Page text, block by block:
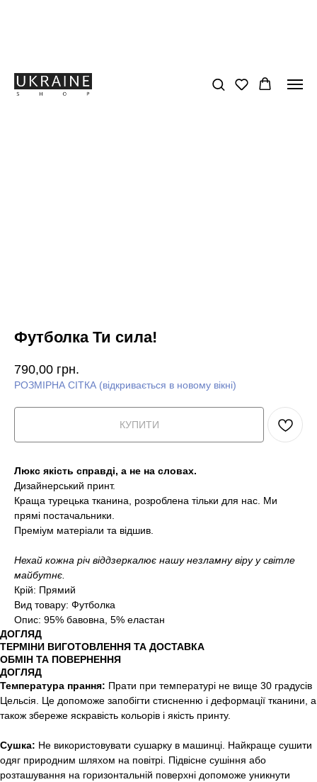
Футболка Ти сила!
790,00 грн.
РОЗМІРНА СІТКА (відкривається в новому вікні)
КУПИТИ
Люкс якість справді, а не на словах.
Дизайнерський принт.
Краща турецька тканина, розроблена тільки для нас. Ми
прямі постачальники.
Преміум матеріали та відшив.
Нехай кожна річ віддзеркалює нашу незламну віру у світле
майбутнє.
Крій: Прямий
Вид товару: Футболка
Опис: 95% бавовна, 5% еластан
ДОГЛЯД
ТЕРМІНИ ВИГОТОВЛЕННЯ ТА ДОСТАВКА
ОБМІН ТА ПОВЕРНЕННЯ
ДОГЛЯД
Температура прання: Прати при температурі не вище 30 градусів
Цельсія. Це допоможе запобігти стисненню і деформації тканини, а
також збереже яскравість кольорів і якість принту.
Сушка: Не використовувати сушарку в машинці. Найкраще сушити
одяг природним шляхом на повітрі. Підвісне сушіння або
розташування на горизонтальній поверхні допоможе уникнути